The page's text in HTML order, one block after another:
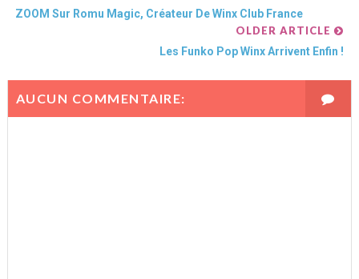
ZOOM Sur Romu Magic, Créateur De Winx Club France
OLDER ARTICLE
Les Funko Pop Winx Arrivent Enfin !
AUCUN COMMENTAIRE: